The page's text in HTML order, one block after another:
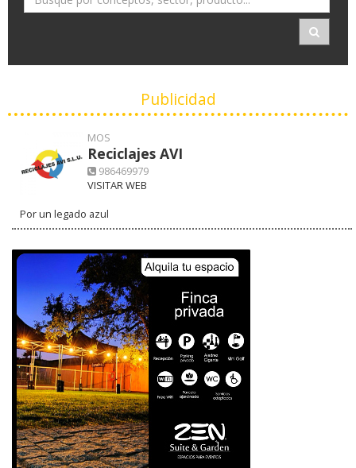
Publicidad
MOS
Reciclajes AVI
986469979
VISITAR WEB
Por un legado azul